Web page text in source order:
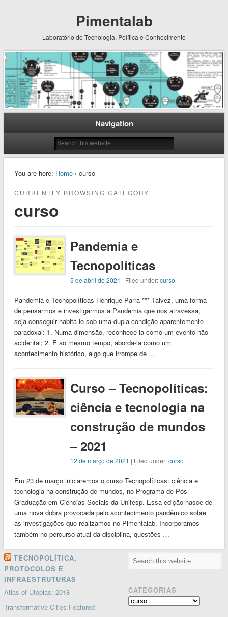
Pimentalab
Laboratório de Tecnologia, Política e Conhecimento
Navigation
You are here: Home› curso
CURRENTLY BROWSING CATEGORY
curso
Pandemia e
Tecnopolíticas
5 de abril de 2021 | Filed under:curso
Pandemia e Tecnopolíticas Henrique Parra *** Talvez, uma forma
de pensarmos e investigarmos a Pandemia que nos atravessa,
seja conseguir habita-lo sob uma dupla condição aparentemente
paradoxal: 1. Numa dimensão, reconhece-la como um evento não
acidental; 2. E ao mesmo tempo, aborda-la como um
acontecimento histórico, algo que irrompe de …
Curso – Tecnopolíticas:
ciência e tecnologia na
construção de mundos
– 2021
12 de março de 2021 | Filed under:curso
Em 23 de março iniciaremos o curso Tecnopolíticas: ciência e
tecnologia na construção de mundos, no Programa de Pós-
Graduação em Ciências Sociais da Unifesp. Essa edição nasce de
uma nova dobra provocada pelo acontecimento pandêmico sobre
as investigações que realizamos no Pimentalab. Incorporamos
também no percurso atual da disciplina, questões …
TECNOPOLÍTICA,
PROTOCOLOS E
INFRAESTRUTURAS
Atlas of Utopias: 2018
Transformative Cities Featured
CATEGORIAS
Categorias